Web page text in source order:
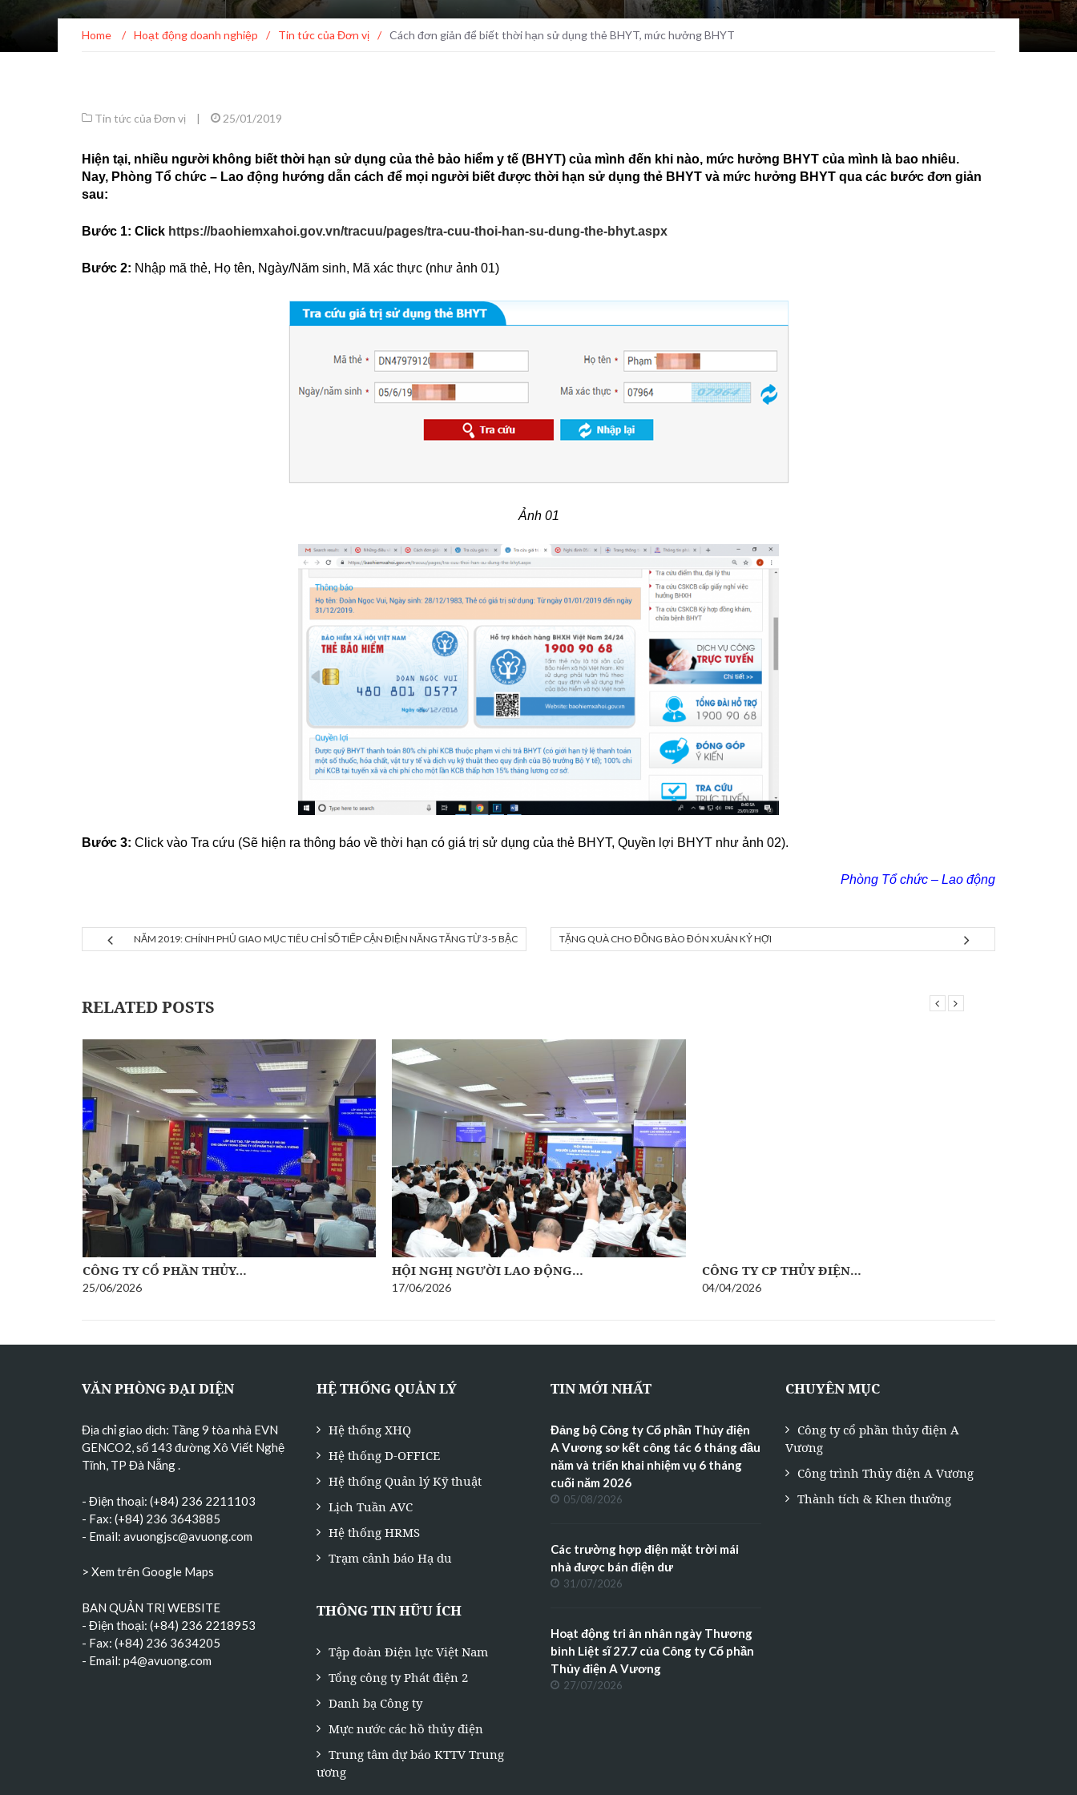
Home / Hoạt động doanh nghiệp / Tin tức của Đơn vị / Cách đơn giản để biết thời hạn sử dụng thẻ BHYT, mức hưởng BHYT
Tin tức của Đơn vị | 25/01/2019
Hiện tại, nhiều người không biết thời hạn sử dụng của thẻ bảo hiểm y tế (BHYT) của mình đến khi nào, mức hưởng BHYT của mình là bao nhiêu.
Nay, Phòng Tổ chức – Lao động hướng dẫn cách để mọi người biết được thời hạn sử dụng thẻ BHYT và mức hưởng BHYT qua các bước đơn giản
sau:
Bước 1: Click https://baohiemxahoi.gov.vn/tracuu/pages/tra-cuu-thoi-han-su-dung-the-bhyt.aspx
Bước 2: Nhập mã thẻ, Họ tên, Ngày/Năm sinh, Mã xác thực (như ảnh 01)
Ảnh 01
Bước 3: Click vào Tra cứu (Sẽ hiện ra thông báo về thời hạn có giá trị sử dụng của thẻ BHYT, Quyền lợi BHYT như ảnh 02).
Phòng Tổ chức – Lao động
NĂM 2019: CHÍNH PHỦ GIAO MỤC TIÊU CHỈ SỐ TIẾP CẬN ĐIỆN NĂNG TĂNG TỪ 3-5 BẬC TẶNG QUÀ CHO ĐỒNG BÀO ĐÓN XUÂN KỶ HỢI
RELATED POSTS
CÔNG TY CỔ PHẦN THỦY…
25/06/2026
HỘI NGHỊ NGƯỜI LAO ĐỘNG…
17/06/2026
CÔNG TY CP THỦY ĐIỆN…
04/04/2026
VĂN PHÒNG ĐẠI DIỆN
Địa chỉ giao dịch: Tầng 9 tòa nhà EVN
GENCO2, số 143 đường Xô Viết Nghệ
Tĩnh, TP Đà Nẵng.
- Điện thoại: (+84) 236 2211103
- Fax: (+84) 236 3643885
- Email: avuongjsc@avuong.com
> Xem trên Google Maps
BAN QUẢN TRỊ WEBSITE
- Điện thoại: (+84) 236 2218953
- Fax: (+84) 236 3634205
- Email: p4@avuong.com
HỆ THỐNG QUẢN LÝ
Hệ thống XHQ
Hệ thống D-OFFICE
Hệ thống Quản lý Kỹ thuật
Lịch Tuần AVC
Hệ thống HRMS
Trạm cảnh báo Hạ du
THÔNG TIN HỮU ÍCH
Tập đoàn Điện lực Việt Nam
Tổng công ty Phát điện 2
Danh bạ Công ty
Mực nước các hồ thủy điện
Trung tâm dự báo KTTV Trung
ương
TIN MỚI NHẤT
Đảng bộ Công ty Cổ phần Thủy điện
A Vương sơ kết công tác 6 tháng đầu
năm và triển khai nhiệm vụ 6 tháng
cuối năm 2026
05/08/2026
Các trường hợp điện mặt trời mái
nhà được bán điện dư
31/07/2026
Hoạt động tri ân nhân ngày Thương
binh Liệt sĩ 27.7 của Công ty Cổ phần
Thủy điện A Vương
27/07/2026
CHUYÊN MỤC
Công ty cổ phần thủy điện A
Vương
Công trình Thủy điện A Vương
Thành tích & Khen thưởng